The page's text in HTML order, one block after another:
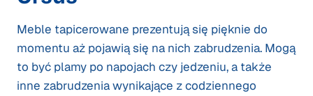
Meble tapicerowane prezentują się pięknie do
momentu aż pojawią się na nich zabrudzenia. Mogą
to być plamy po napojach czy jedzeniu, a także
inne zabrudzenia wynikające z codziennego